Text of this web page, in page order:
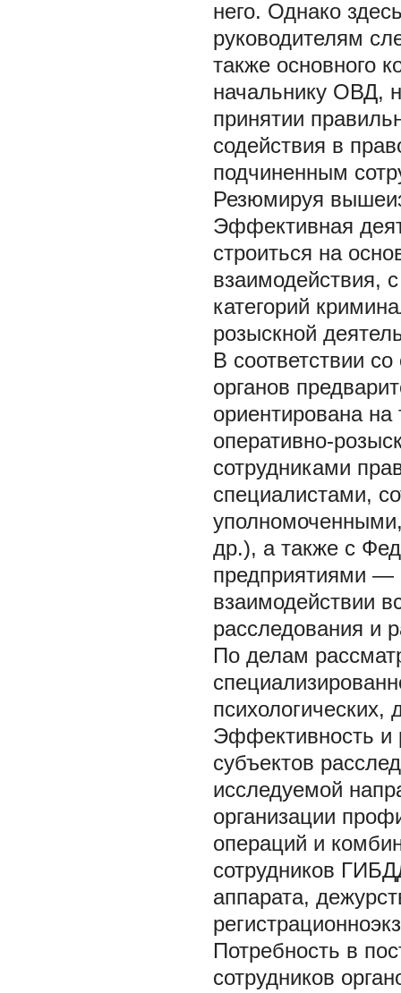
него. Однако
руководителям
также основного
начальнику ОВД,
принятии
содействия в
подчиненным
Резюмируя
Эффективная
строиться на
взаимодействия,
категорий
розыскной
В соответствии
органов
ориентирована на
оперативно-
сотрудниками
специалистами,
др.), а также с
предприятиями —
взаимодействии
расследования и
По делам
психологических,
Эффективность и
субъектов
исследуемой
организации
операций и
сотрудников
аппарата,
Потребность в
сотрудников